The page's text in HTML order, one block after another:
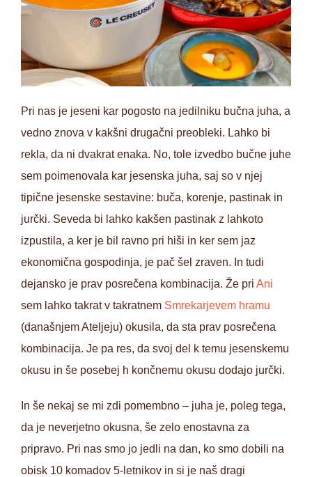
Pri nas je jeseni kar pogosto na jedilniku bučna juha, a
vedno znova v kakšni drugačni preobleki. Lahko bi
rekla, da ni dvakrat enaka. No, tole izvedbo bučne juhe
sem poimenovala kar jesenska juha, saj so v njej
tipične jesenske sestavine: buča, korenje, pastinak in
jurčki. Seveda bi lahko kakšen pastinak z lahkoto
izpustila, a ker je bil ravno pri hiši in ker sem jaz
ekonomična gospodinja, je pač šel zraven. In tudi
dejansko je prav posrečena kombinacija. Že pri Ani
sem lahko takrat v takratnem Smrekarjevem hramu
(današnjem Ateljeju) okusila, da sta prav posrečena
kombinacija. Je pa res, da svoj del k temu jesenskemu
okusu in še posebej h končnemu okusu dodajo jurčki.
In še nekaj se mi zdi pomembno – juha je, poleg tega,
da je neverjetno okusna, še zelo enostavna za
pripravo. Pri nas smo jo jedli na dan, ko smo dobili na
obisk 10 komadov 5-letnikov in si je naš dragi